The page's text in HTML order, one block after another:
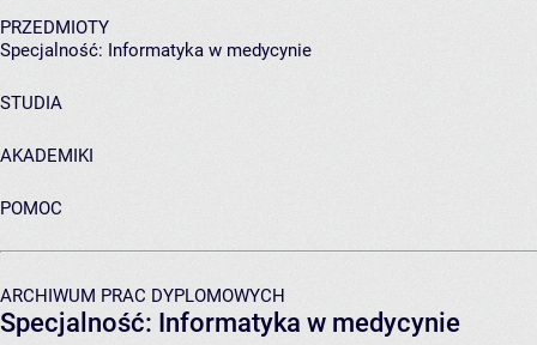
PRZEDMIOTY
Specjalność: Informatyka w medycynie
STUDIA
AKADEMIKI
POMOC
ARCHIWUM PRAC DYPLOMOWYCH
Specjalność: Informatyka w medycynie